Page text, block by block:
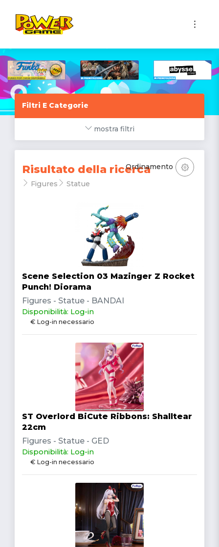
Filtri E Categorie
mostra filtri
Risultato della ricerca
Figures Statue
Ordinamento
Scene Selection 03 Mazinger Z Rocket
Punch! Diorama
Figures - Statue - BANDAI
Disponibilità: Log-in
€ Log-in necessario
ST Overlord BiCute Ribbons: Shalltear
22cm
Figures - Statue - GED
Disponibilità: Log-in
€ Log-in necessario